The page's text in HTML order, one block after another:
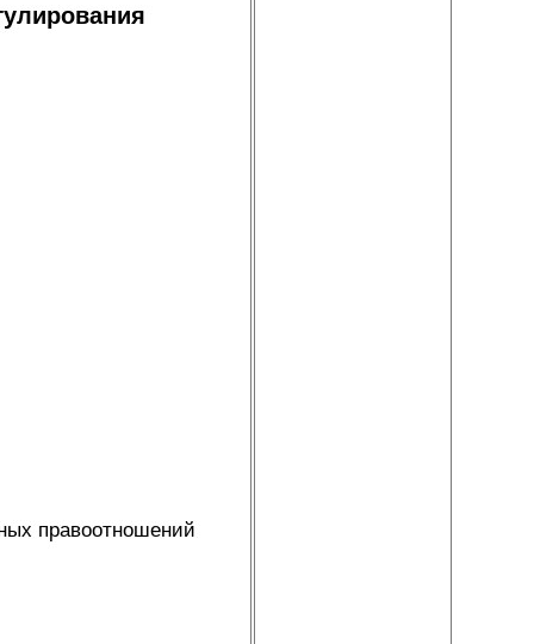
правоотношений